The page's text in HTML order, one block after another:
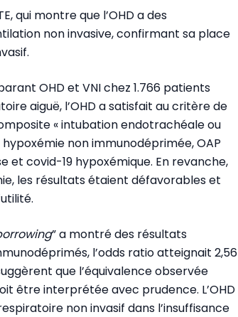
qui montre que l’OHD a des
non invasive, confirmant sa place
OHD et VNI chez 1.766 patients
aiguë, l’OHD a satisfait au critère de
« intubation endotrachéale ou
non immunodéprimée, OAP
et covid-19 hypoxémique. En revanche,
les résultats étaient défavorables et
” a montré des résultats
l’odds ratio atteignait 2,56
que l’équivalence observée
être interprétée avec prudence. L’OHD
non invasif dans l’insuffisance